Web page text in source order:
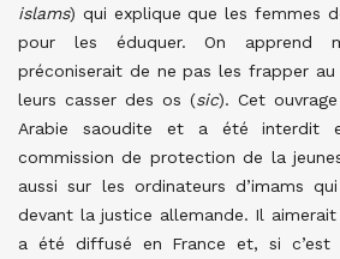
islams) qui explique que les femmes
pour les éduquer. On apprend
préconiserait de ne pas les frapper
leurs casser des os (sic). Cet
Arabie saoudite et a été interdit
commission de protection de la
aussi sur les ordinateurs d’imams
devant la justice allemande. Il
a été diffusé en France et, si